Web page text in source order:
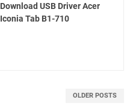
Download USB Driver Acer
Iconia Tab B1-710
OLDER POSTS